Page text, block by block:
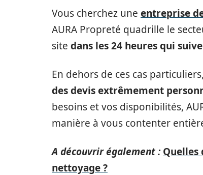
Vous cherchez une entreprise
AURA Propreté quadrille le
site dans les 24 heures qui
En dehors de ces cas
des devis extrêmement
besoins et vos disponibilités,
manière à vous contenter
A découvrir également : Quelles
nettoyage ?